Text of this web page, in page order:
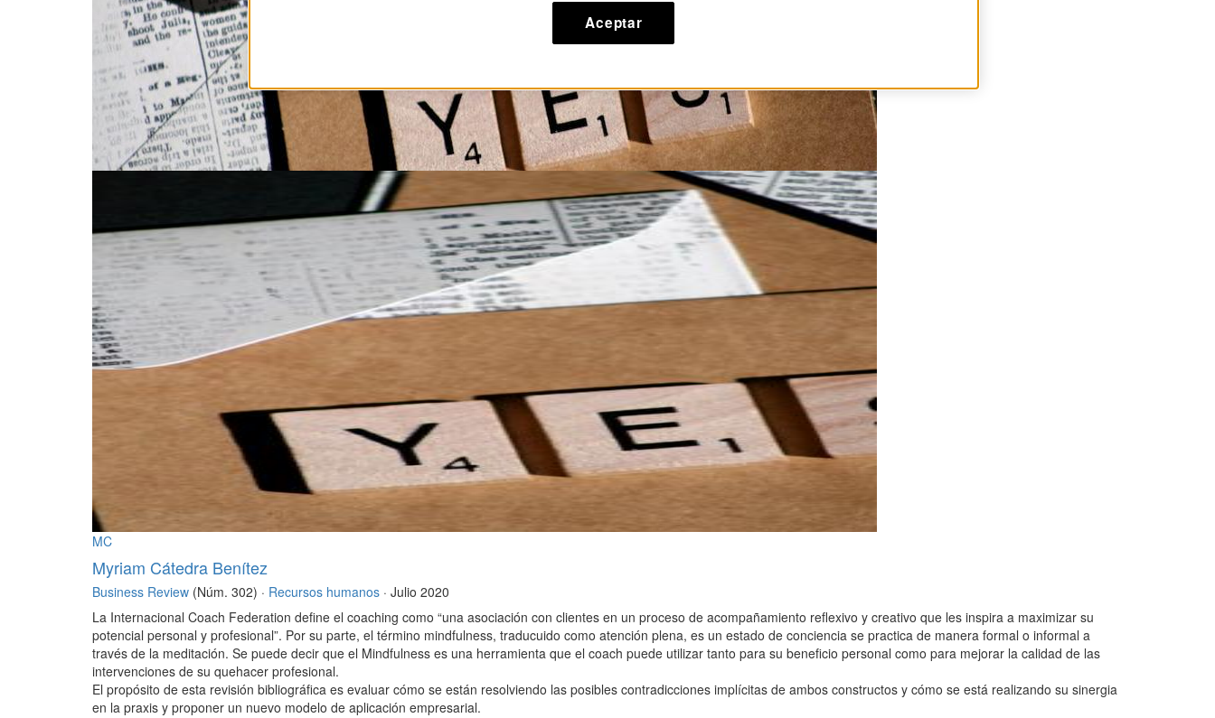
MC
Myriam Cátedra Benítez
Business Review (Núm. 302) · Recursos humanos · Julio 2020
La Internacional Coach Federation define el coaching como “una asociación con clientes en un proceso de acompañamiento reflexivo y creativo que les inspira a maximizar su
potencial personal y profesional”. Por su parte, el término mindfulness, traducuido como atención plena, es un estado de conciencia se practica de manera formal o informal a
través de la meditación. Se puede decir que el Mindfulness es una herramienta que el coach puede utilizar tanto para su beneficio personal como para mejorar la calidad de las
intervenciones de su quehacer profesional.
El propósito de esta revisión bibliográfica es evaluar cómo se están resolviendo las posibles contradicciones implícitas de ambos constructos y cómo se está realizando su sinergia
en la praxis y proponer un nuevo modelo de aplicación empresarial.
Aceptar